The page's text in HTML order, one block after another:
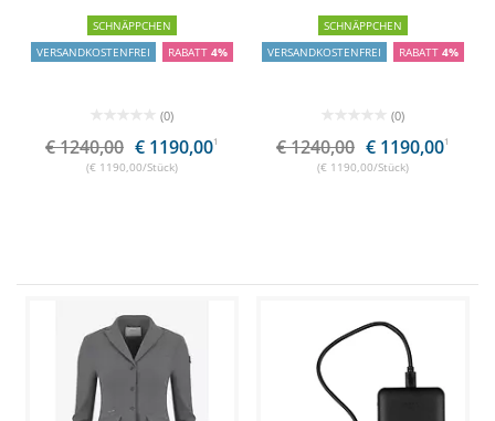
SCHNÄPPCHEN
VERSANDKOSTENFREI
RABATT 4%
(0)
€ 1240,00 € 1190,001
(€ 1190,00/Stück)
SCHNÄPPCHEN
VERSANDKOSTENFREI
RABATT 4%
(0)
€ 1240,00 € 1190,001
(€ 1190,00/Stück)